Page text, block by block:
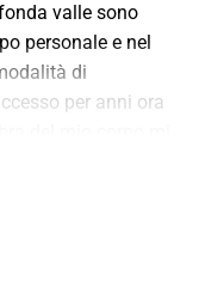
valle sono
personale e nel
di
per anni ora
che
donazione è
Ma proprio lì